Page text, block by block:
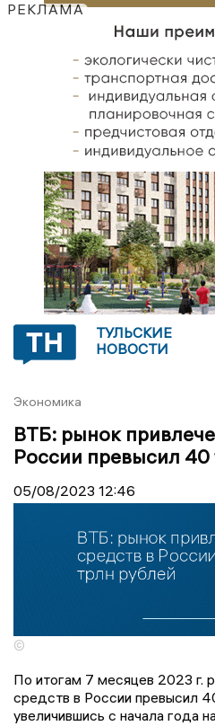
РЕКЛАМА
ТУЛЬСКИЕ
НОВОСТИ
Экономика
ВТБ: рынок
России превысил 40
05/08/2023 12:46
©
По итогам 7 месяцев 2023 г.
средств в России превысил
увеличившись с начала года